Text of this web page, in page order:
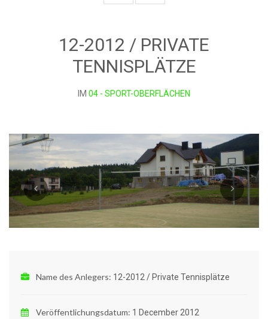
12-2012 / PRIVATE
TENNISPLÄTZE
IM 04 - SPORT-OBERFLÄCHEN
Name des Anlegers: 12-2012 / Private Tennisplätze
Veröffentlichungsdatum: 1 December 2012